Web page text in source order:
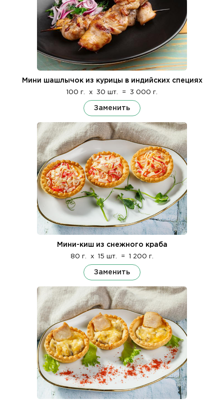
Мини шашлычок из курицы в индийских специях
100 г. x 30 шт. = 3 000 г.
Заменить
Мини-киш из снежного краба
80 г. x 15 шт. = 1 200 г.
Заменить